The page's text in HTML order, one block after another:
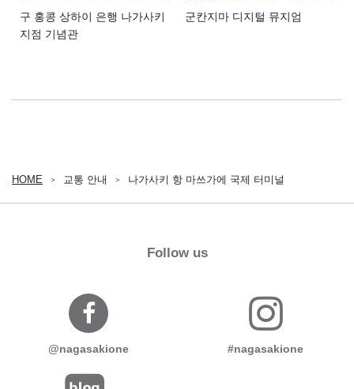
구 홍콩 상하이 은행 나가사키
지점 기념관
군칸지마 디지털 뮤지엄
HOME 교통 안내 나가사키 항 마쓰가에 국제 터미널
Follow us
@nagasakione #nagasakione